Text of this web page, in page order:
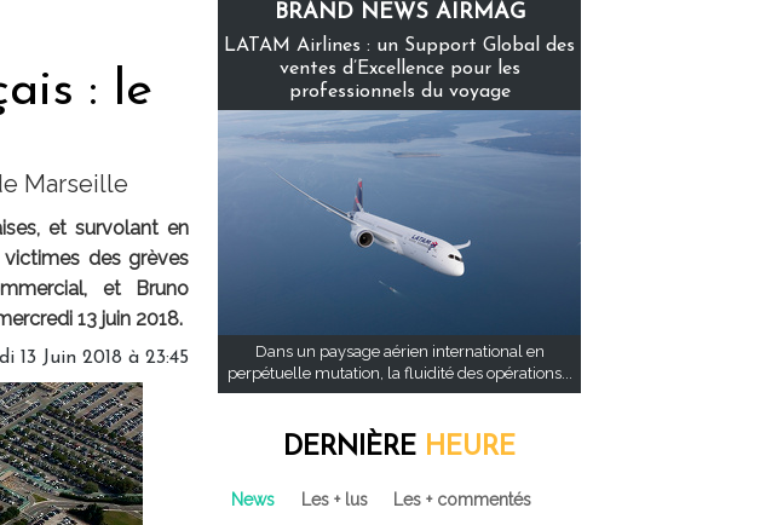
: le
Marseille
et survolant en
victimes des grèves
et Bruno
13 juin 2018.
13 Juin 2018 à 23:45
BRAND NEWS AIRMAG
LATAM Airlines : un Support Global des
ventes d’Excellence pour les
professionnels du voyage
Dans un paysage aérien international en
perpétuelle mutation, la fluidité des opérations...
DERNIÈRE HEURE
News Les + lus Les + commentés